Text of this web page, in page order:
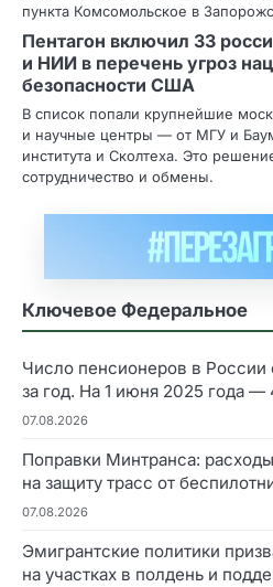
пункта Комсомольское в
Пентагон включил 33
и НИИ в перечень угроз
безопасности США
В список попали крупнейшие
и научные центры — от МГУ и
института и Сколтеха. Это
сотрудничество и обмены.
Ключевое Федеральное
Число пенсионеров в России
за год. На 1 июня 2025 года
07.08.2026
Поправки Минтранса:
на защиту трасс от
07.08.2026
Эмигрантские политики
на участках в полдень и